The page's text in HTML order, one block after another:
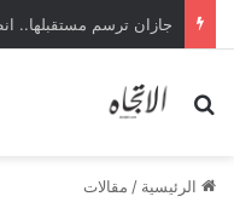
بحث عن
الرئيسية / مقالات